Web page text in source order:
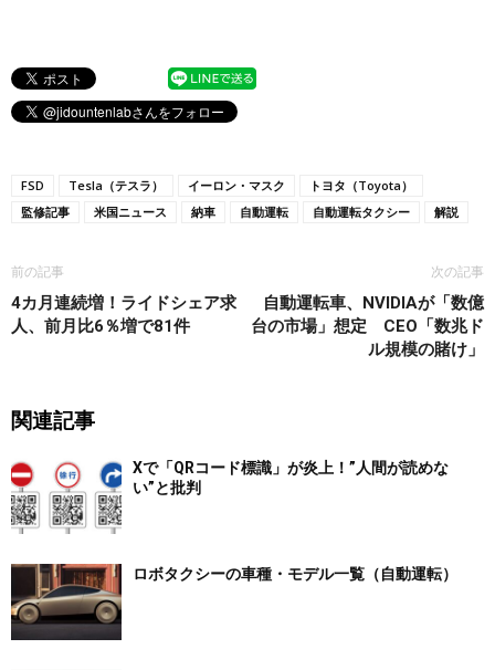
FSD Tesla（テスラ） イーロン・マスク
トヨタ（Toyota）
監修記事
米国ニュース 納車 自動運転 自動運転タクシー 解説
前の記事
4カ月連続増！ライドシェア求
人、前月比6％増で81件
次の記事
自動運転車、NVIDIAが「数億
台の市場」想定 CEO「数兆ド
ル規模の賭け」
関連記事
Xで「QRコード標識」が炎上！”人間が読めな
い”と批判
ロボタクシーの車種・モデル一覧（自動運転）